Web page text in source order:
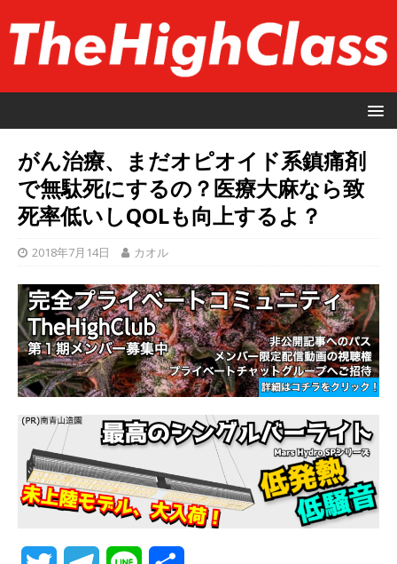
がん治療、まだオピオイド系鎮痛剤
で無駄死にするの？医療大麻なら致
死率低いしQOLも向上するよ？
2018年7月14日 カオル